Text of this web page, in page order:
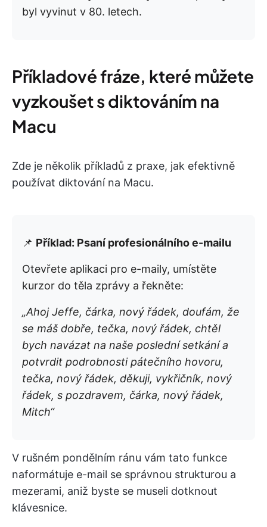
byl vyvinut v 80. letech.
Příkladové fráze, které můžete
vyzkoušet s diktováním na
Macu
Zde je několik příkladů z praxe, jak efektivně
používat diktování na Macu.
📌 Příklad: Psaní profesionálního e-mailu
Otevřete aplikaci pro e-maily, umístěte
kurzor do těla zprávy a řekněte:
„Ahoj Jeffe, čárka, nový řádek, doufám, že
se máš dobře, tečka, nový řádek, chtěl
bych navázat na naše poslední setkání a
potvrdit podrobnosti pátečního hovoru,
tečka, nový řádek, děkuji, vykřičník, nový
řádek, s pozdravem, čárka, nový řádek,
Mitch“
V rušném pondělním ránu vám tato funkce
naformátuje e-mail se správnou strukturou a
mezerami, aniž byste se museli dotknout
klávesnice.